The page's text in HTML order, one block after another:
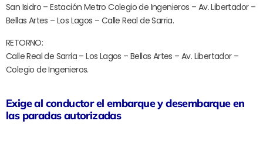
San Isidro – Estación Metro Colegio de Ingenieros – Av. Libertador –
Bellas Artes – Los Lagos – Calle Real de Sarria.
RETORNO:
Calle Real de Sarria – Los Lagos – Bellas Artes – Av. Libertador –
Colegio de Ingenieros.
Exige al conductor el embarque y desembarque en
las paradas autorizadas